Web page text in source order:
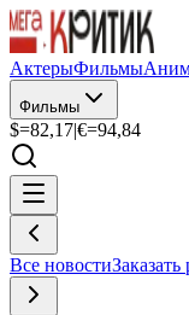
АктерыФильмы
Фильмы
$=82,17|€=94,84
Все новости